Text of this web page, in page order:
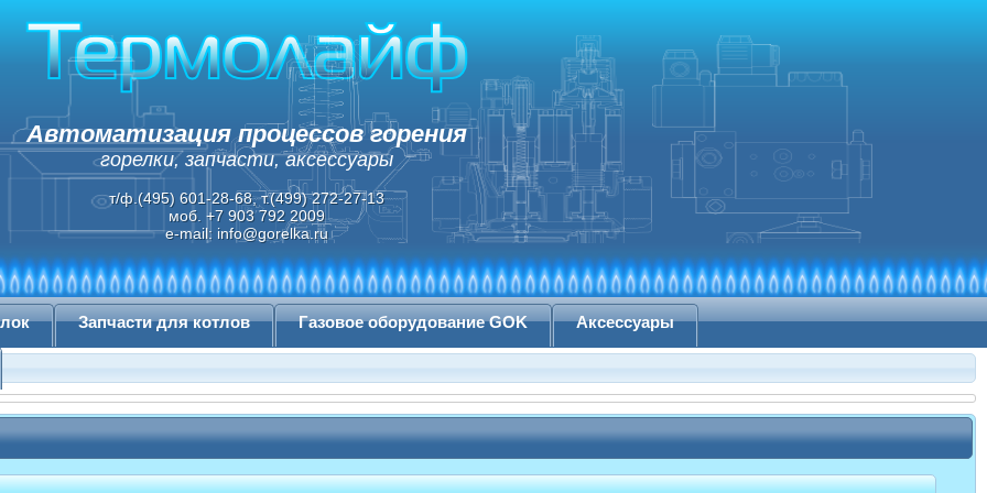
Автоматизация процессов горения
горелки, запчасти, аксессуары
т/ф.(495) 601-28-68, т.(499) 272-27-13
моб. +7 903 792 2009
e-mail: info@gorelka.ru
Запчасти для котлов Газовое оборудование GOK Аксессуары